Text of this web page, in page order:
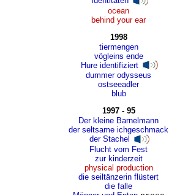
ocean
behind your ear
1998
tiermengen
vögleins ende
Hure identifiziert
dummer odysseus
ostseeadler
blub
1997 - 95
Der kleine Barnelmann
der seltsame ichgeschmack
der Stachel
Flucht vom Fest
zur kinderzeit
physical production
die seiltänzerin flüstert
die falle